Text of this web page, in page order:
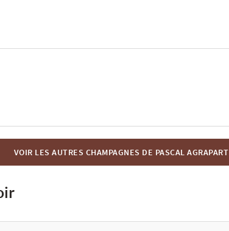
VOIR LES AUTRES CHAMPAGNES DE PASCAL AGRAPART